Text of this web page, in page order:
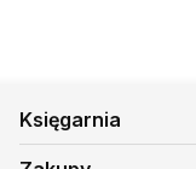
Księgarnia